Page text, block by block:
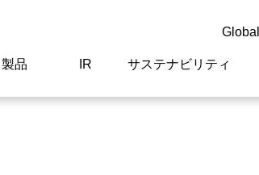
Global
製品 IR サステナビリティ